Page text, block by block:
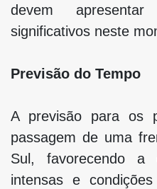
devem
significativos neste
Previsão do Tempo
A previsão para os
passagem de uma
Sul, favorecendo a
intensas e